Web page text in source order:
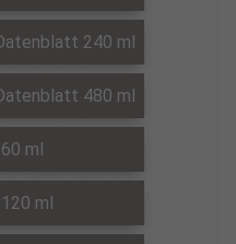
240 ml
480 ml
ml
ml